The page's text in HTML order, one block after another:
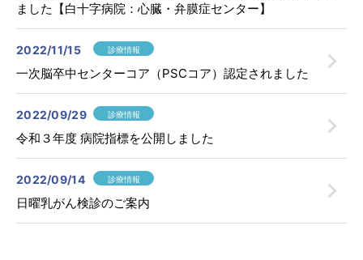
個人情報保護方針
臨床研究について
病院指標
ご意見・ご要望
サイトマップ
福岡県福岡市西区石丸4-3-1
092-891-2511
ました【白十字病院：心臓・弁膜症センター】
2022/11/15 診療情報
一次脳卒中センターコア（PSCコア）認定されました
2022/09/29 診療情報
令和３年度 病院指標を公開しました
2022/09/14 診療情報
日曜乳がん検診のご案内